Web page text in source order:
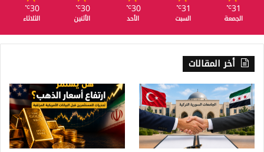
31
℃
الجمعة
31
℃
السبت
30
℃
الأحد
30
℃
الأثنين
30
℃
الثلاثاء
أخر المقالات